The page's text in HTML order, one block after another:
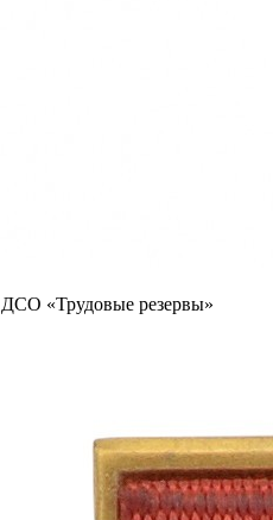
ДСО «Трудовые резервы»